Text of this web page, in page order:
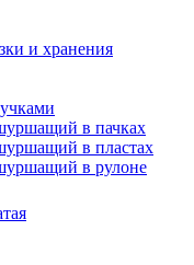
и хранения
в пачках
в пластах
в рулоне